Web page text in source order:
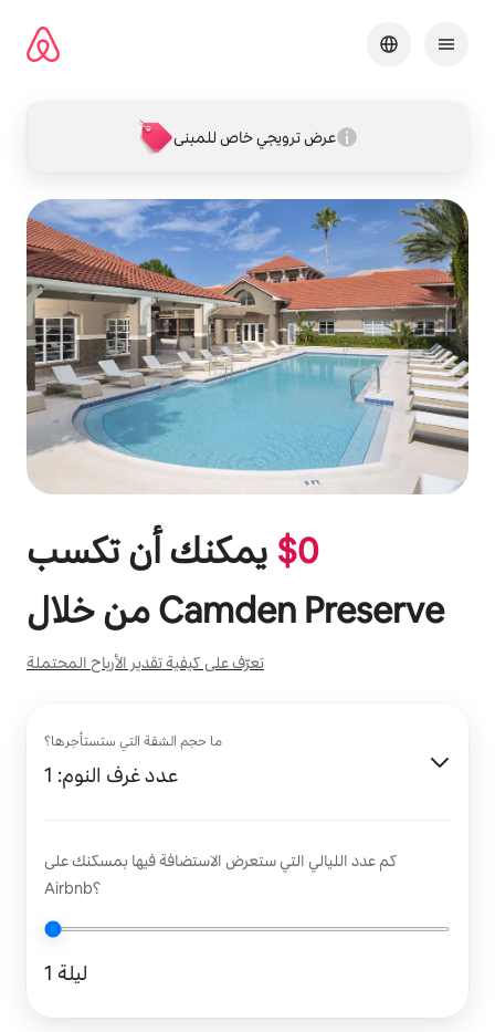
المحتوى
عرض ترويجي خاص للمبنى
$0
Camden Preserve
تعرّف على كيفية تقدير الأرباح المحتملة
ما حجم الشقة التي ستستأجرها؟
عدد غرف النوم: 1
كم عدد الليالي التي ستعرض الاستضافة فيها بمسكنك على
Airbnb؟
1 ليلة